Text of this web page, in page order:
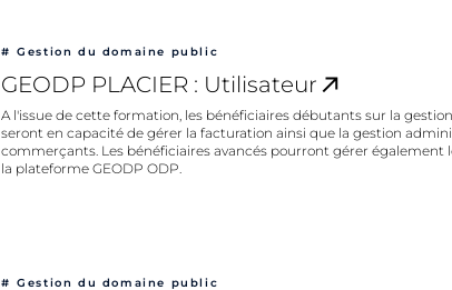
# Gestion du domaine public
GEODP PLACIER : Utilisateur​
A l'issue de cette formation, les bénéficiaires débutants sur la
seront en capacité de gérer la facturation ainsi que la gestion
commerçants. Les bénéficiaires avancés pourront gérer également
la plateforme GEODP ODP.
# Gestion du domaine public